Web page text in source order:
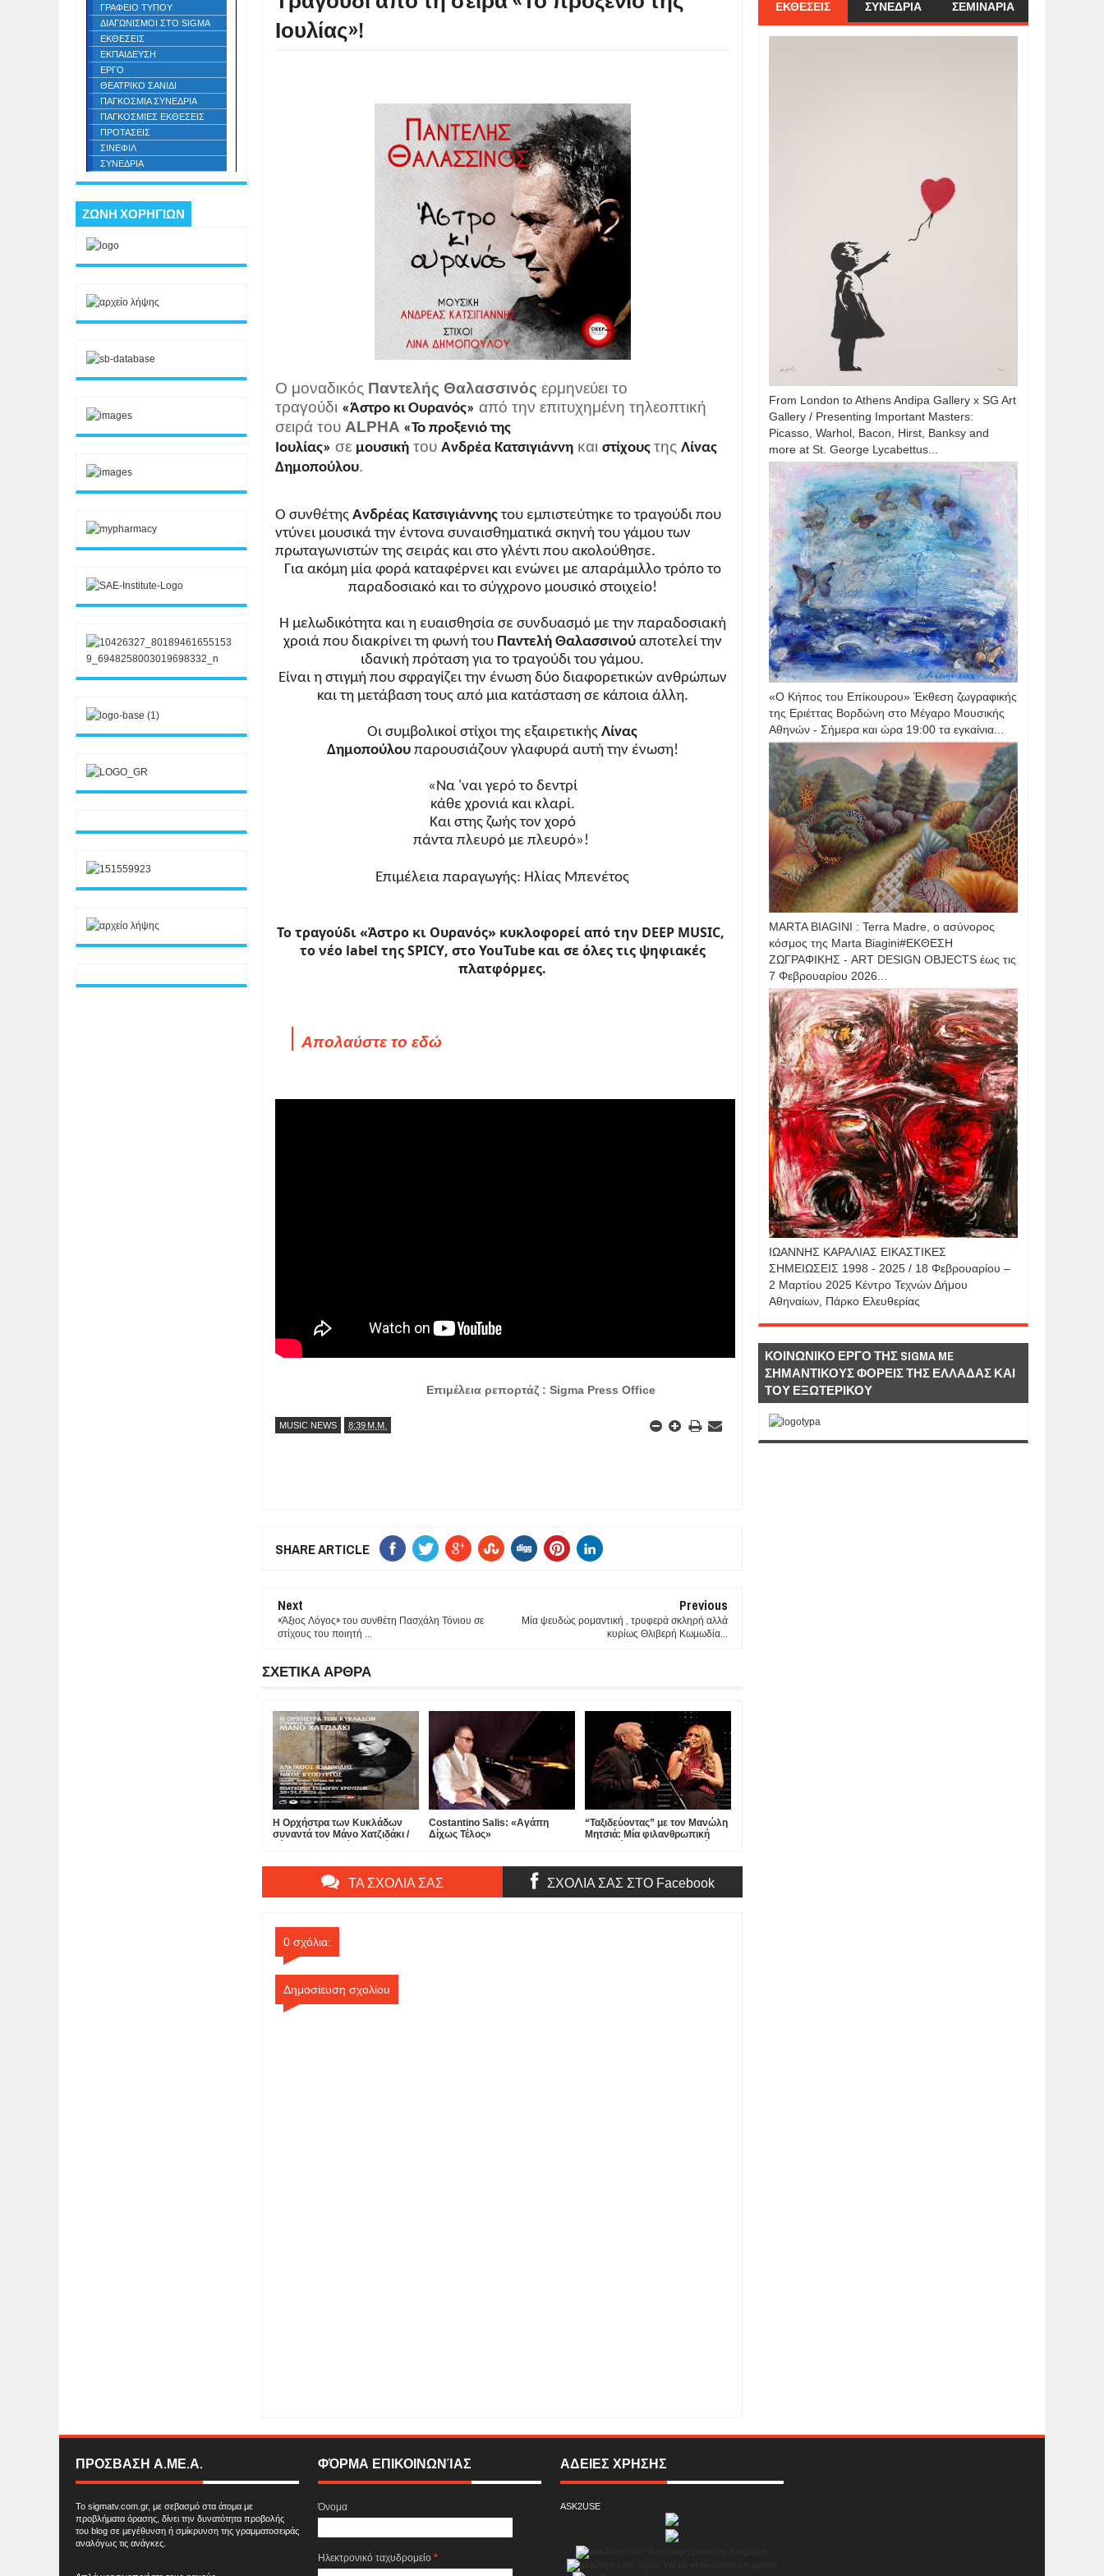
Ιουλίας»!
Ο μοναδικός Παντελής Θαλασσινός ερμηνεύειτο
τραγούδι «Άστρο κι Ουρανός» από την επιτυχημένη τηλεοπτική
σειρά του ALPHA «Το προξενιό της
Ιουλίας» σε μουσική του Ανδρέα Κατσιγιάννη και στίχους της Λίνας
Δημοπούλου.
Ο συνθέτηςΑνδρέας Κατσιγιάννηςτου εμπιστεύτηκε το τραγούδι που
ντύνει μουσικά την έντονα συναισθηματικά σκηνή του γάμου των
πρωταγωνιστών της σειράς και στο γλέντι που ακολούθησε.
Για ακόμη μία φορά καταφέρνει και ενώνει με απαράμιλλο τρόπο το
παραδοσιακό και το σύγχρονο μουσικό στοιχείο!
Η μελωδικότητα και η ευαισθησία σε συνδυασμό με την παραδοσιακή
χροιά που διακρίνει τη φωνή του Παντελή Θαλασσινούαποτελεί την
ιδανική πρόταση για το τραγούδι του γάμου.
Είναι η στιγμή που σφραγίζει την ένωση δύο διαφορετικών ανθρώπων
και τη μετάβαση τους από μια κατάσταση σε κάποια άλλη.
Οι συμβολικοί στίχοι της εξαιρετικήςΛίνας
Δημοπούλουπαρουσιάζουν γλαφυρά αυτή την ένωση!
«Να 'ναι γερό το δεντρί
κάθε χρονιά και κλαρί.
Και στης ζωής τον χορό
πάντα πλευρό με πλευρό»!
Επιμέλεια παραγωγής: Ηλίας Μπενέτος
Το τραγούδι «Άστρο κι Ουρανός» κυκλοφορεί από την DEEP MUSIC,
το νέο label τηςSPICY, στοYouTubeκαι σε όλες τις ψηφιακές
πλατφόρμες.
Απολαύστε το εδώ
Επιμέλεια ρεπορτάζ : Sigma Press Office
MUSIC NEWS 8:39 Μ.Μ.
SHARE ARTICLE
Next
«Άξιος Λόγος» του συνθέτη Πασχάλη Τόνιου σε
στίχους του ποιητή ...
Previous
Μία ψευδώς ρομαντική , τρυφερά σκληρή αλλά
κυρίως Θλιβερή Κωμωδία...
ΣΧΕΤΙΚΑ ΑΡΘΡΑ
Η Ορχήστρα των Κυκλάδων
συναντά τον Μάνο Χατζιδάκι /
Costantino Salis: «Αγάπη
Δίχως Τέλος»
“Ταξιδεύοντας” με τον Μανώλη
Μητσιά: Μία φιλανθρωπική
την Τετάρτη 17 Ιουνίου στο
Βεάκειο Δημοτικό Θέατρο
ΤΑ ΣΧΟΛΙΑ ΣΑΣ ΣΧΟΛΙΑ ΣΑΣ ΣΤΟ Facebook
0 σχόλια:
Δημοσίευση σχολίου
ΓΡΑΦΕΙΟ ΤΥΠΟΥ
ΔΙΑΓΩΝΙΣΜΟΙ ΣΤΟ SIGMA
ΕΚΘΕΣΕΙΣ
ΕΚΠΑΙΔΕΥΣΗ
ΕΡΓΟ
ΘΕΑΤΡΙΚΟ ΣΑΝΙΔΙ
ΠΑΓΚΟΣΜΙΑ ΣΥΝΕΔΡΙΑ
ΠΑΓΚΟΣΜΙΕΣ ΕΚΘΕΣΕΙΣ
ΠΡΟΤΑΣΕΙΣ
ΣΙΝΕΦΙΛ
ΣΥΝΕΔΡΙΑ
ΖΩΝΗ ΧΟΡΗΓΙΩΝ
ΕΚΘΕΣΕΙΣ ΣΥΝΕΔΡΙΑ ΣΕΜΙΝΑΡΙΑ
From London to Athens Andipa Gallery x SG Art
Gallery / Presenting Important Masters:
Picasso, Warhol, Bacon, Hirst, Banksy and
more at St. George Lycabettus...
«Ο Κήπος του Επίκουρου» Έκθεση ζωγραφικής
της Εριέττας Βορδώνη στο Μέγαρο Μουσικής
Αθηνών - Σήμερα και ώρα 19:00 τα εγκαίνια...
MARTA BIAGINI : Terra Madre, ο ασύνορος
κόσμος της Marta Biagini#ΕΚΘΕΣΗ
ΖΩΓΡΑΦΙΚΗΣ - ART DESIGN OBJECTS έως τις
7 Φεβρουαρίου 2026...
IΩΑΝΝΗΣ KAΡΑΛΙΑΣ ΕΙΚΑΣΤΙΚΕΣ
ΣΗΜΕΙΩΣΕΙΣ 1998 - 2025 / 18 Φεβρουαρίου –
2 Μαρτίου 2025 Κέντρο Τεχνών Δήμου
Αθηναίων, Πάρκο Ελευθερίας
ΚΟΙΝΩΝΙΚΟ ΕΡΓΟ ΤΗΣ SIGMA ME
ΣΗΜΑΝΤΙΚΟΥΣ ΦΟΡΕΙΣ ΤΗΣ ΕΛΛΑΔΑΣ ΚΑΙ
ΤΟΥ ΕΞΩΤΕΡΙΚΟΥ
ΠΡΟΣΒΑΣΗ Α.ΜΕ.Α.
Το sigmatv.com.gr, με σεβασμό στα άτομα με
προβλήματα όρασης, δίνει την δυνατότητα προβολής
του blog σε μεγέθυνση ή σμίκρυνση της γραμματοσειράς
αναλόγως τις ανάγκες.
ΦΌΡΜΑ ΕΠΙΚΟΙΝΩΝΊΑΣ
Όνομα
Ηλεκτρονικό ταχυδρομείο *
ΑΔΕΙΕΣ ΧΡΗΣΗΣ
ASK2USE